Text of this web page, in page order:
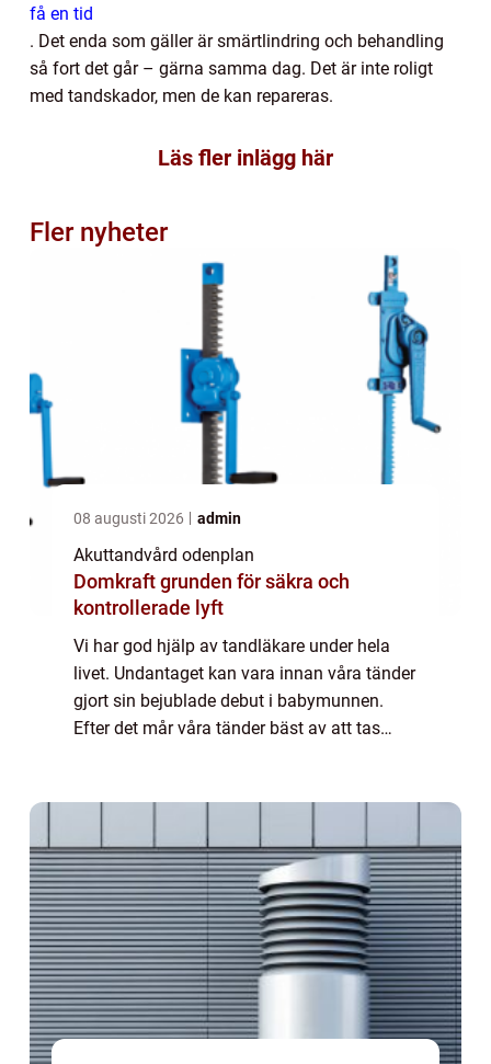
få en tid
. Det enda som gäller är smärtlindring och behandling
så fort det går – gärna samma dag. Det är inte roligt
med tandskador, men de kan repareras.
Läs fler inlägg här
Fler nyheter
08 augusti 2026 admin
Akuttandvård odenplan
Domkraft grunden för säkra och
kontrollerade lyft
Vi har god hjälp av tandläkare under hela
livet. Undantaget kan vara innan våra tänder
gjort sin bejublade debut i babymunnen.
Efter det mår våra tänder bäst av att tas